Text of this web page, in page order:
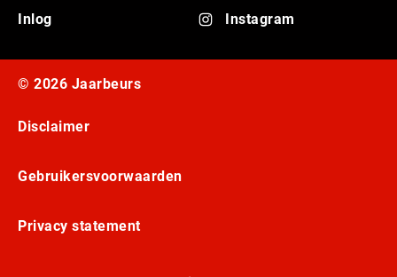
Inlog Instagram
© 2026 Jaarbeurs
Disclaimer
Gebruikersvoorwaarden
Privacy statement